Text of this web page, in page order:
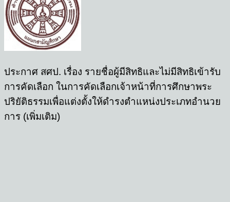
ประกาศ สศป. เรื่อง รายชื่อผู้มีสิทธิและไม่มีสิทธิเข้ารับ
การคัดเลือก ในการคัดเลือกเจ้าหน้าที่การศึกษาพระ
ปริยัติธรรมเพื่อแต่งตั้งให้ดำรงตำแหน่งประเภทอำนวย
การ (เพิ่มเติม)